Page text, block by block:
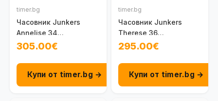
timer.bg
Часовник Junkers
Annelise 34
100095102171
305.00€
Купи от timer.bg →
timer.bg
Часовник Junkers
Therese 36
100092501011
295.00€
Купи от timer.bg →